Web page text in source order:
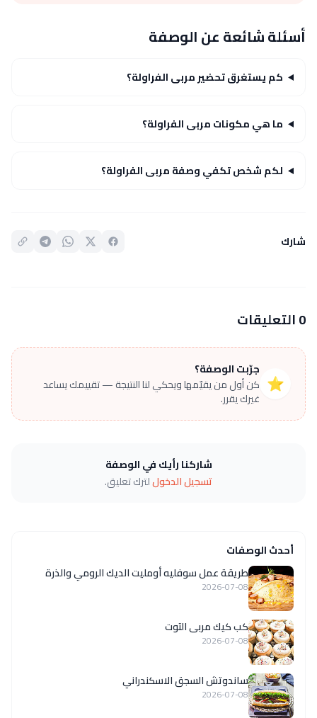
أسئلة شائعة عن الوصفة
كم يستغرق تحضير مربى الفراولة؟
ما هي مكونات مربى الفراولة؟
لكم شخص تكفي وصفة مربى الفراولة؟
شارك
0 التعليقات
⭐
جرّبت الوصفة؟
كن أول من يقيّمها ويحكي لنا النتيجة — تقييمك يساعد
غيرك يقرر.
شاركنا رأيك في الوصفة
تسجيل الدخوللترك تعليق.
أحدث الوصفات
طريقة عمل سوفليه أومليت الديك الرومي والذرة
2026-07-08
كب كيك مربى التوت
2026-07-08
ساندوتش السجق الاسكندراني
2026-07-08